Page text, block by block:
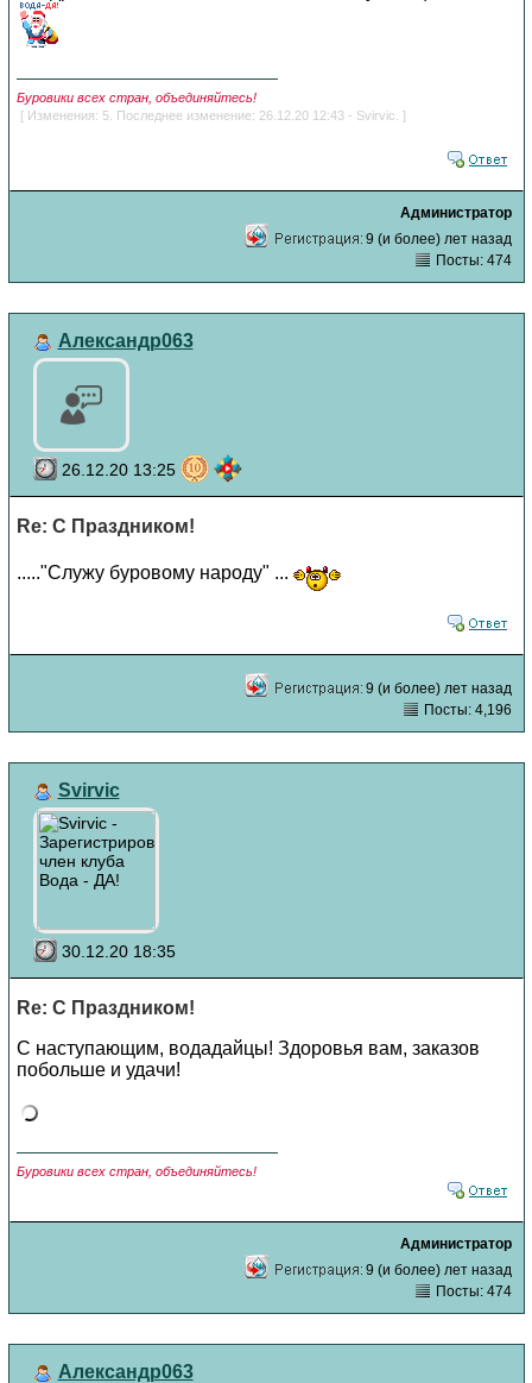
Буровики всех стран, объединяйтесь!
[ Изменения: 5. Последнее изменение: 26.12.20 12:43 - Svirvic. ]
Администратор
9 (и более) лет назад
Посты: 474
Александр063
26.12.20 13:25
Re: С Праздником!
....."Служу буровому народу" ...
9 (и более) лет назад
Посты: 4,196
Svirvic
30.12.20 18:35
Re: С Праздником!
С наступающим, водадайцы! Здоровья вам, заказов
побольше и удачи!
Буровики всех стран, объединяйтесь!
Администратор
9 (и более) лет назад
Посты: 474
Александр063